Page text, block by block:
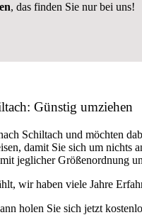
, das finden Sie nur bei uns!
Günstig umziehen
Schiltach und möchten
damit Sie sich um nichts
jeglicher Größenordnung
wir haben viele Jahre
holen Sie sich jetzt